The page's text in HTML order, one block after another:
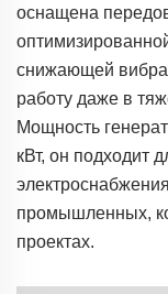
оснащена
снижающей
работу даже в
Мощность
кВт, он подходит
промышленных,
проектах.